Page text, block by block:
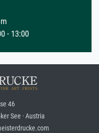
- 13:00
46
See · Austria